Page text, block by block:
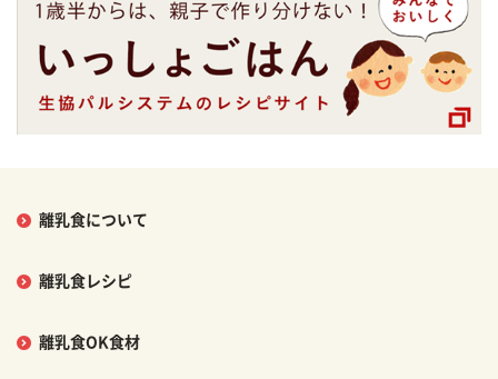
離乳食について
離乳食レシピ
離乳食OK食材